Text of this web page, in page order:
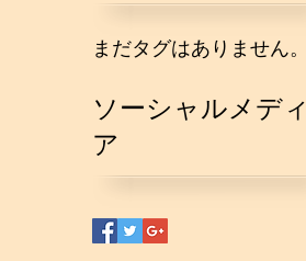
まだタグはありません。
ソーシャルメディ
ア